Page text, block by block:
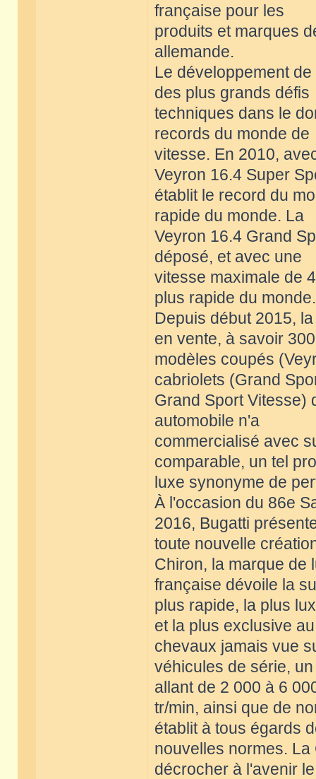
française pour les
produits et marques
allemande.
Le développement
des plus grands défis
techniques dans le
records du monde de
vitesse. En 2010,
Veyron 16.4 Super
établit le record du
rapide du monde. La
Veyron 16.4 Grand
déposé, et avec une
vitesse maximale de
plus rapide du monde.
Depuis début 2015,
en vente, à savoir 300
modèles coupés
cabriolets (Grand
Grand Sport Vitesse)
automobile n'a
commercialisé avec
comparable, un tel
luxe synonyme de
À l'occasion du 86e
2016, Bugatti
toute nouvelle
Chiron, la marque de
française dévoile la
plus rapide, la plus
et la plus exclusive
chevaux jamais vue
véhicules de série,
allant de 2 000 à 6
tr/min, ainsi que de
établit à tous égards
nouvelles normes.
décrocher à l'avenir le